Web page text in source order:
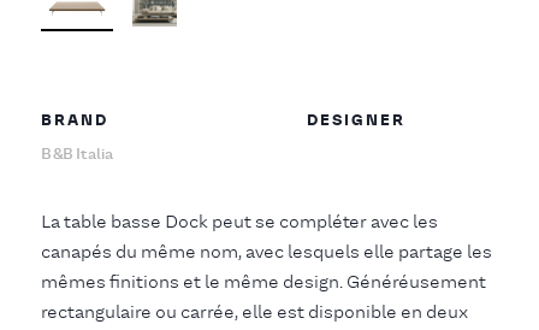
BRAND
B&B Italia
DESIGNER
La table basse Dock peut se compléter avec les
canapés du même nom, avec lesquels elle partage les
mêmes finitions et le même design. Généréusement
rectangulaire ou carrée, elle est disponible en deux